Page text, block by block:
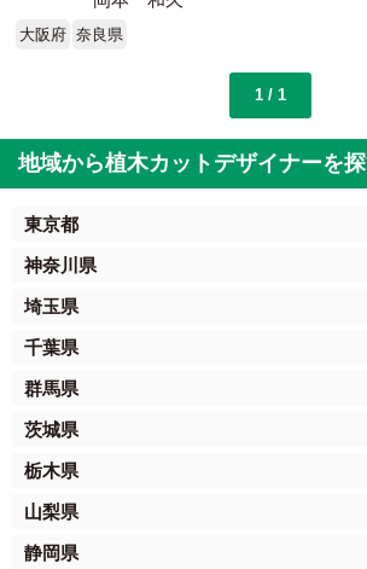
大阪府 奈良県
1 / 1
地域から植木カットデザイナーを
東京都
神奈川県
埼玉県
千葉県
群馬県
茨城県
栃木県
山梨県
静岡県